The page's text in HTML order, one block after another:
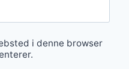
i denne browser